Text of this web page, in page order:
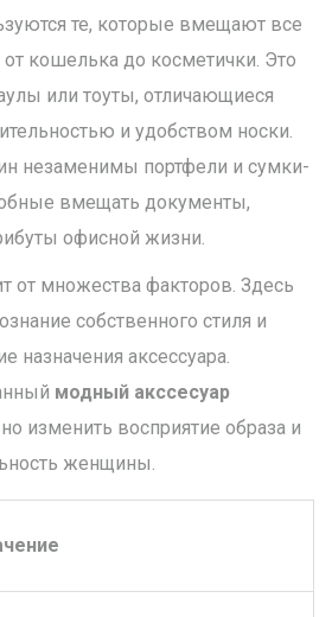
те, которые вмещают все
кошелька до косметички. Это
или тоуты, отличающиеся
и удобством носки.
незаменимы портфели и сумки-
вмещать документы,
офисной жизни.
от множества факторов. Здесь
собственного стиля и
назначения аксессуара.
модный акссесуар
изменить восприятие образа и
женщины.